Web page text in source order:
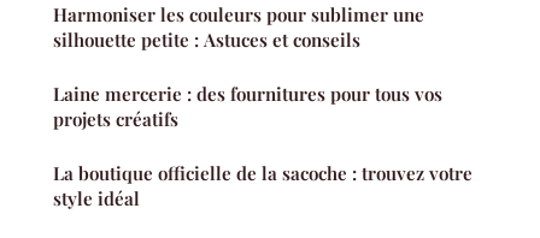
Harmoniser les couleurs pour sublimer une
silhouette petite : Astuces et conseils
Laine mercerie : des fournitures pour tous vos
projets créatifs
La boutique officielle de la sacoche : trouvez votre
style idéal